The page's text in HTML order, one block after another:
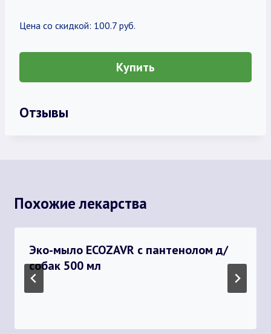
Цена со скидкой: 100.7 руб.
Купить
Отзывы
Похожие лекарства
Эко-мыло ECOZAVR с пантенолом д/
собак 500 мл